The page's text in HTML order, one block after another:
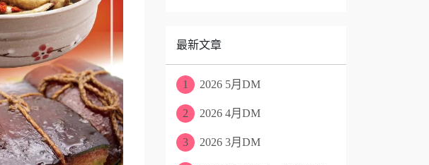
最新文章
1 2026 5月DM
2 2026 4月DM
3 2026 3月DM